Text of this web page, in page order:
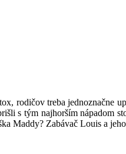
rodičov treba jednoznačne
s tým najhorším
Maddy? Zabávač Louis a